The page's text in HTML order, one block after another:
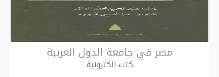
مصر في جامعة الدول العربية
كتب الكترونية